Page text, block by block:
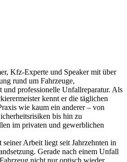
Kfz-Experte und Speaker mit über
rund um Fahrzeuge,
und professionelle Unfallreparatur. Als
kennt er die täglichen
wie kaum ein anderer – von
bis hin zu
im privaten und gewerblichen
Arbeit liegt seit Jahrzehnten in
Gerade nach einem Unfall
nicht nur optisch wieder